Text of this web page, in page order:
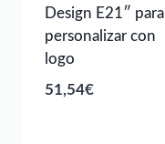
Design E21″ para
personalizar con
logo
51,54€